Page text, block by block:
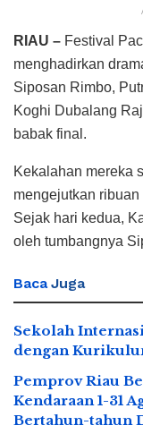
RIAU – Festival
menghadirkan
Siposan Rimbo,
Koghi Dubalang
babak final.
Kekalahan mereka
mengejutkan
Sejak hari kedua,
oleh tumbangnya
Baca Juga
Sekolah
dengan
Pemprov Riau
Kendaraan 1-31
Bertahun-tahun